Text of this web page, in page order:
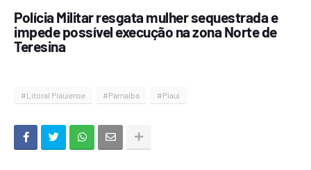
Polícia Militar resgata mulher sequestrada e
impede possível execução na zona Norte de
Teresina
#Litoral Piauiense #Parnaíba #Piauí